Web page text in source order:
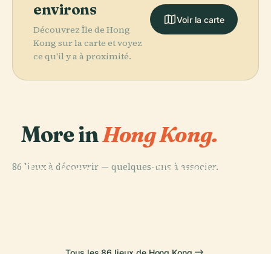
environs
Découvrez Île de Hong
Kong sur la carte et voyez
ce qu'il y a à proximité.
Voir la carte
More inHong Kong.
86 lieux à découvrir — quelques-uns à associer.
Hong Kong
District de Wan